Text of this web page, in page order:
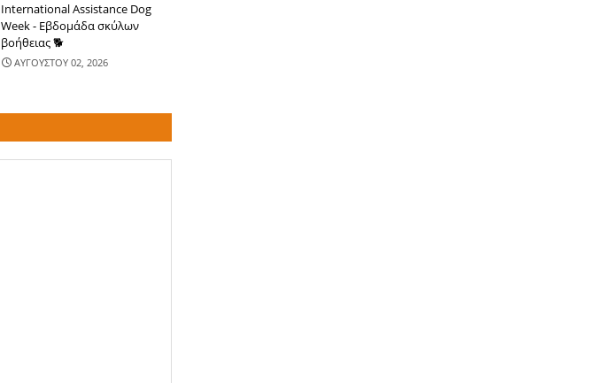
International Assistance Dog
Week - Εβδομάδα σκύλων
βοήθειας 🐕
ΑΥΓΟΥΣΤΟΥ 02, 2026